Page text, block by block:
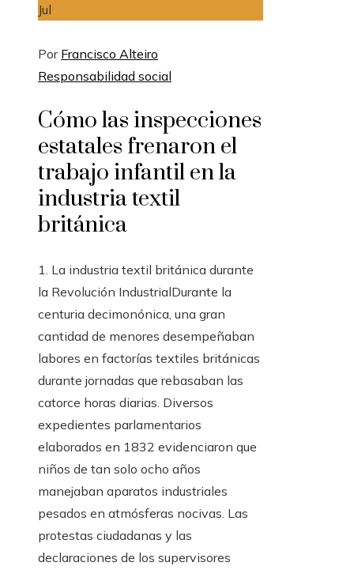
Jul
Por Francisco Alteiro
Responsabilidad social
Cómo las inspecciones
estatales frenaron el
trabajo infantil en la
industria textil
británica
1. La industria textil británica durante
la Revolución IndustrialDurante la
centuria decimonónica, una gran
cantidad de menores desempeñaban
labores en factorías textiles británicas
durante jornadas que rebasaban las
catorce horas diarias. Diversos
expedientes parlamentarios
elaborados en 1832 evidenciaron que
niños de tan solo ocho años
manejaban aparatos industriales
pesados en atmósferas nocivas. Las
protestas ciudadanas y las
declaraciones de los supervisores